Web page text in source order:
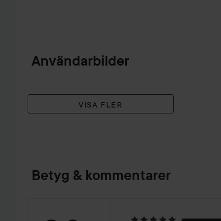
Användarbilder
VISA FLER
Betyg & kommentarer